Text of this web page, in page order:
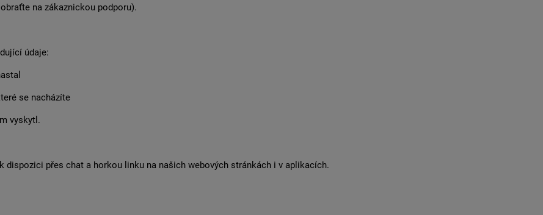
na zákaznickou podporu).
údaje:
se nacházíte
vyskytl.
přes chat a horkou linku na našich webových stránkách i v aplikacích.